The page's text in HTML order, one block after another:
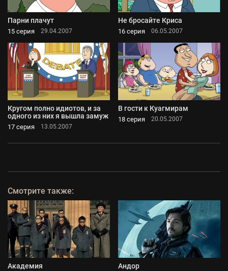
Парни плачут
15 серия 29.04.2007
Не бросайте Криса
16 серия 06.05.2007
Кругом полно идиотов, и за
одного из них я вышла замуж
17 серия 13.05.2007
В гости к Куагмирам
18 серия 20.05.2007
Смотрите также:
Академия Андор